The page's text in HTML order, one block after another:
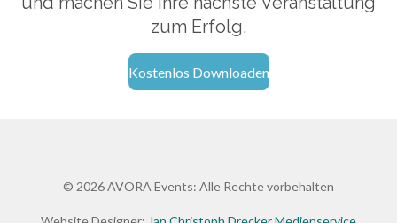
zum Erfolg.
Kostenlos Downloaden
© 2026 AVORA Events: Alle Rechte vorbehalten